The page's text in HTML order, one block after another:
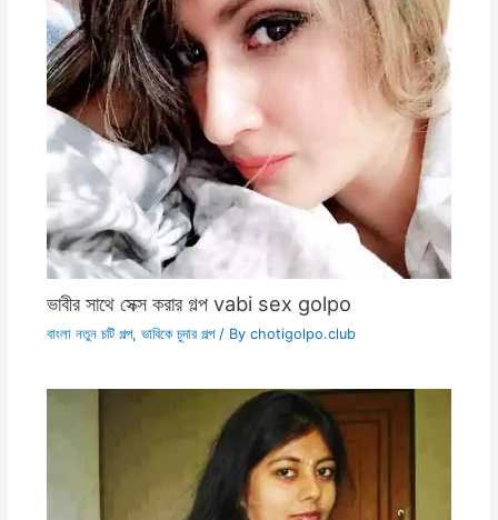
ভাবীর সাথে সেক্স করার গল্প vabi sex golpo
বাংলা নতুন চটি গল্প, ভাবিকে চুদার গল্প/ By chotigolpo.club